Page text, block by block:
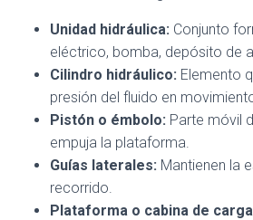
Unidad hidráulica: Conjunto
eléctrico, bomba, depósito de
Cilindro hidráulico: Elemento
presión del fluido en
Pistón o émbolo: Parte móvil
empuja la plataforma.
Guías laterales: Mantienen la
recorrido.
Plataforma o cabina de